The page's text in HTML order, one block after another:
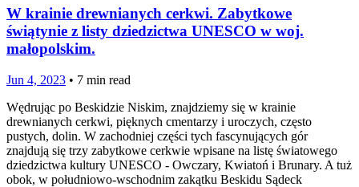
W krainie drewnianych cerkwi. Zabytkowe
świątynie z listy dziedzictwa UNESCO w woj.
małopolskim.
Jun 4, 2023 • 7 min read
Wędrując po Beskidzie Niskim, znajdziemy się w krainie
drewnianych cerkwi, pięknych cmentarzy i uroczych, często
pustych, dolin. W zachodniej części tych fascynujących gór
znajdują się trzy zabytkowe cerkwie wpisane na listę światowego
dziedzictwa kultury UNESCO - Owczary, Kwiatoń i Brunary. A tuż
obok, w południowo-wschodnim zakątku Beskidu Sądeck